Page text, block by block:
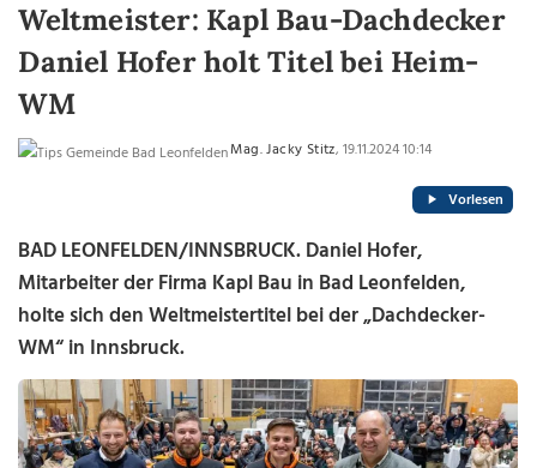
Weltmeister: Kapl Bau-Dachdecker
Daniel Hofer holt Titel bei Heim-
WM
Mag. Jacky Stitz, 19.11.2024 10:14
Vorlesen
BAD LEONFELDEN/INNSBRUCK. Daniel Hofer,
Mitarbeiter der Firma Kapl Bau in Bad Leonfelden,
holte sich den Weltmeistertitel bei der „Dachdecker-
WM“ in Innsbruck.